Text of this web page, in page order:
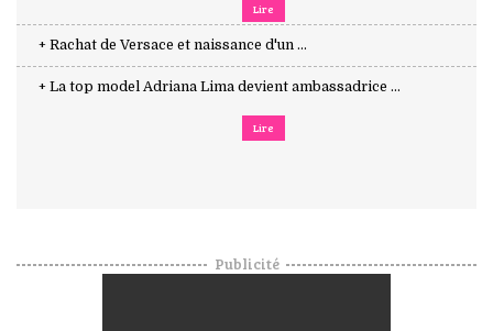
Lire
+ Rachat de Versace et naissance d'un ...
+ La top model Adriana Lima devient ambassadrice ...
Lire
Publicité